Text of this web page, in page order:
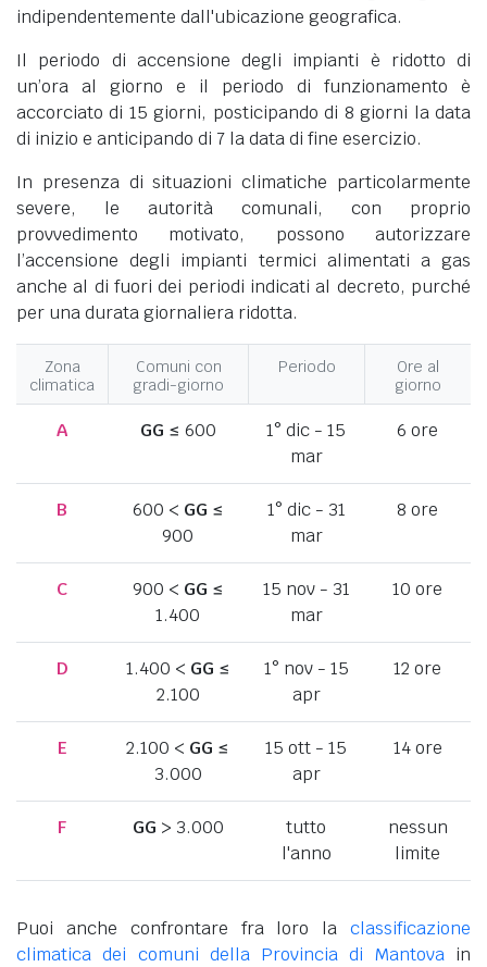
indipendentemente dall'ubicazione geografica.
Il periodo di accensione degli impianti è ridotto di
un’ora al giorno e il periodo di funzionamento è
accorciato di 15 giorni, posticipando di 8 giorni la data
di inizio e anticipando di 7 la data di fine esercizio.
In presenza di situazioni climatiche particolarmente
severe, le autorità comunali, con proprio
provvedimento motivato, possono autorizzare
l’accensione degli impianti termici alimentati a gas
anche al di fuori dei periodi indicati al decreto, purché
per una durata giornaliera ridotta.
Zona
climatica
Comuni con
gradi-giorno
Periodo
Ore al
giorno
A GG ≤ 600
1° dic - 15
mar
6 ore
B 600 < GG ≤
900
1° dic - 31
mar
8 ore
C 900 < GG ≤
1.400
15 nov - 31
mar
10 ore
D 1.400 < GG ≤
2.100
1° nov - 15
apr
12 ore
E 2.100 < GG ≤
3.000
15 ott - 15
apr
14 ore
F GG > 3.000
tutto
l'anno
nessun
limite
Puoi anche confrontare fra loro la classificazione
climatica dei comuni della Provincia di Mantovain